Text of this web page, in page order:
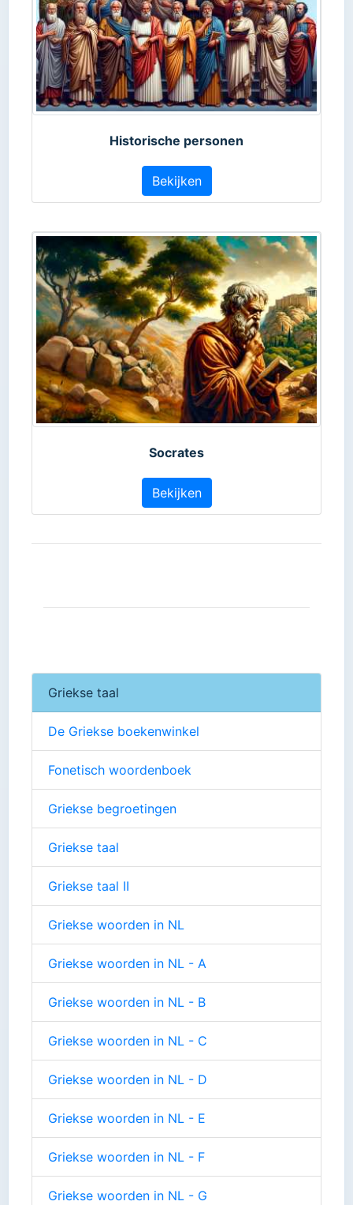
Historische personen
Bekijken
Socrates
Bekijken
Griekse taal
De Griekse boekenwinkel
Fonetisch woordenboek
Griekse begroetingen
Griekse taal
Griekse taal II
Griekse woorden in NL
Griekse woorden in NL - A
Griekse woorden in NL - B
Griekse woorden in NL - C
Griekse woorden in NL - D
Griekse woorden in NL - E
Griekse woorden in NL - F
Griekse woorden in NL - G